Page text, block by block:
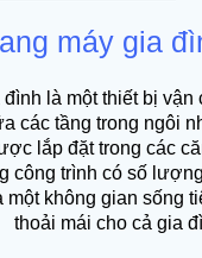
máy gia
là một thiết bị vận
các tầng trong ngôi
lắp đặt trong các
công trình có số
một không gian sống
thoải mái cho cả gia